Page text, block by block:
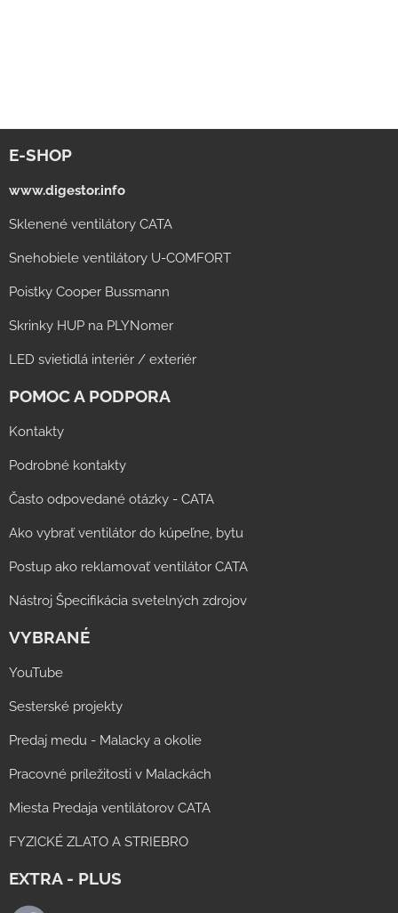
E-SHOP
www.digestor.info
Sklenené ventilátory CATA
Snehobiele ventilátory U-COMFORT
Poistky Cooper Bussmann
Skrinky HUP na PLYNomer
LED svietidlá interiér / exteriér
POMOC A PODPORA
Kontakty
Podrobné kontakty
Často odpovedané otázky - CATA
Ako vybrať ventilátor do kúpeľne, bytu
Postup ako reklamovať ventilátor CATA
Nástroj Špecifikácia svetelných zdrojov
VYBRANÉ
YouTube
Sesterské projekty
Predaj medu - Malacky a okolie
Pracovné príležitosti v Malackách
Miesta Predaja ventilátorov CATA
FYZICKÉ ZLATO A STRIEBRO
EXTRA - PLUS